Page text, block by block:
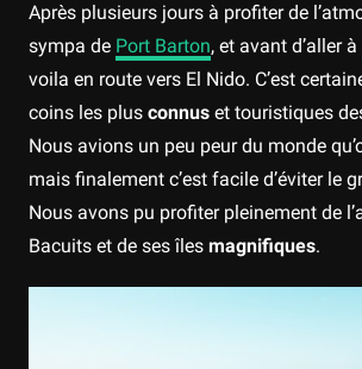
Après plusieurs jours à profiter de
sympa de Port Barton, et avant d’aller à
voila en route vers El Nido. C’est
coins les plus connus et touristiques
Nous avions un peu peur du monde
mais finalement c’est facile d’éviter le
Nous avons pu profiter pleinement de
Bacuits et de ses îles magnifiques.